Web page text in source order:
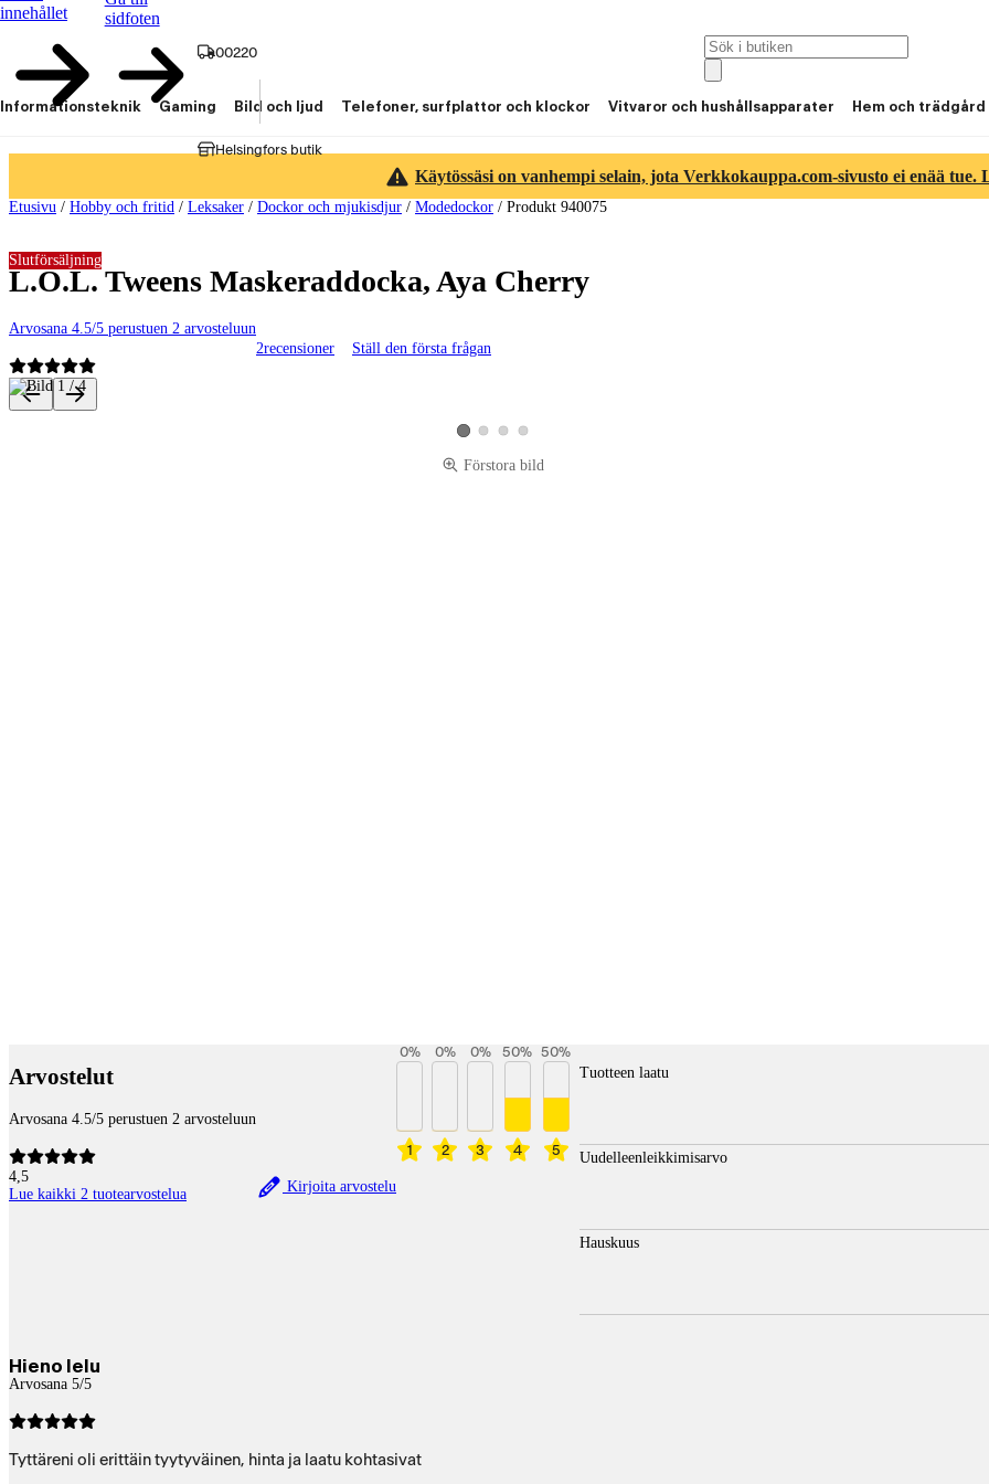
innehållet
sidfoten
00220
Helsingfors butik
Informationsteknik Gaming Bild och ljud Telefoner, surfplattor och klockor Vitvaror och hushållsapparater Hem och trädgård
Käytössäsi on vanhempi selain, jota Verkkokauppa.com-sivusto ei enää tue.
Etusivu / Hobby och fritid / Leksaker / Dockor och mjukisdjur / Modedockor / Produkt 940075
L.O.L. Tweens Maskeraddocka, Aya Cherry
Arvosana 4.5/5 perustuen 2 arvosteluun
2recensioner Ställ den första frågan
Slutförsäljning
Produktbilder och videor
Visa produktbild 1
Visa produktbild 2
Visa produktbild 3
Visa produktbild 4
Förstora bild
Arvostelut
Arvosana 4.5/5 perustuen 2 arvosteluun
4,5
Lue kaikki 2 tuotearvostelua
Kirjoita arvostelu
1
0%
2
0%
3
0%
4
50%
5
50%
Tuotteen laatu
Uudelleenleikkimisarvo
Hauskuus
Hieno lelu
Arvosana 5/5
Tyttäreni oli erittäin tyytyväinen, hinta ja laatu kohtasivat